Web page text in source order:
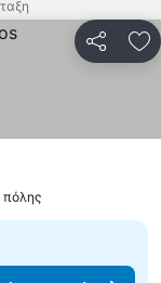
πόλης